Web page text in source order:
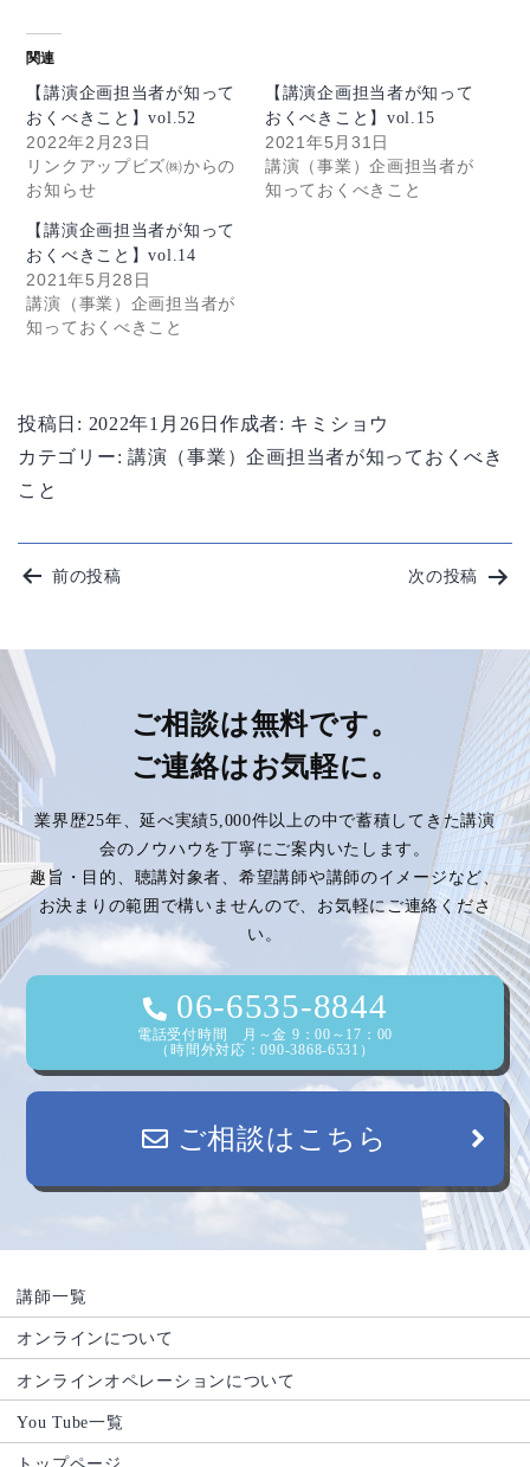
関連
【講演企画担当者が知って
おくべきこと】vol.52
2022年2月23日
リンクアップビズ㈱からの
お知らせ
【講演企画担当者が知って
おくべきこと】vol.15
2021年5月31日
講演（事業）企画担当者が
知っておくべきこと
【講演企画担当者が知って
おくべきこと】vol.14
2021年5月28日
講演（事業）企画担当者が
知っておくべきこと
投稿日: 2022年1月26日 作成者: キミショウ
カテゴリー:講演（事業）企画担当者が知っておくべき
こと
投
ナ
ビ
ゲ
ー
シ
ョ
ン
前の投稿 次の投稿
ご相談は無料です。
ご連絡はお気軽に。
業界歴25年、延べ実績5,000件以上の中で蓄積してきた講演
会のノウハウを丁寧にご案内いたします。
趣旨・目的、聴講対象者、希望講師や講師のイメージなど、
お決まりの範囲で構いませんので、お気軽にご連絡くださ
い。
06-6535-8844
電話受付時間 月～金 9：00～17：00
（時間外対応：090-3868-6531）
ご相談はこちら
講師一覧
オンラインについて
オンラインオペレーションについて
You Tube一覧
トップページ